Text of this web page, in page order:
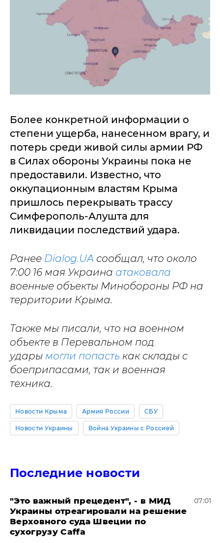
Более конкретной информации о
степени ущерба, нанесенном врагу, и
потерь среди живой силы армии РФ
в Силах обороны Украины пока не
предоставили. Известно, что
оккупационным властям Крыма
пришлось перекрывать трассу
Симферополь-Алушта для
ликвидации последствий удара.
Ранее Dialog.UA сообщал, что около
7:00 16 мая Украина атаковала
военные объекты Минобороны РФ на
территории Крыма.
Также мы писали, что на военном
объекте в Перевальном под
удары могли попасть как склады с
боеприпасами, так и военная
техника.
Новости Крыма Армия России СБУ
Новости Украины Война Украины с Россией
Последние новости
"Это важный прецедент", - в МИД
Украины отреагировали на решение
Верховного суда Швеции по
сухогрузу Caffa
07:01